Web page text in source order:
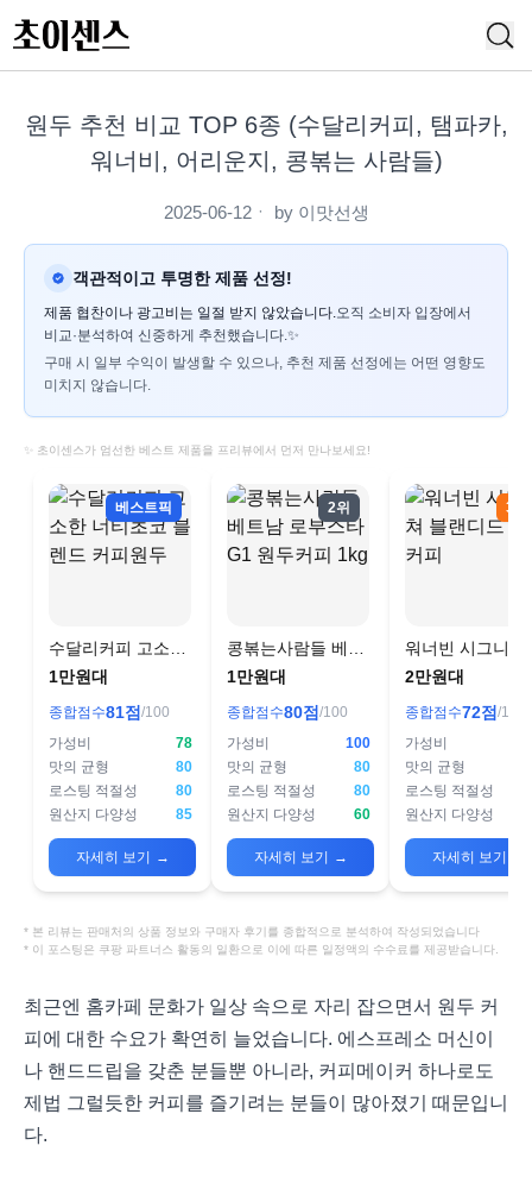
원두 추천 비교 TOP 6종 (수달리커피, 탬파카,
워너비, 어리운지, 콩볶는 사람들)
2025-06-12ㆍ by 이맛선생
객관적이고 투명한 제품 선정!
제품 협찬이나 광고비는 일절 받지 않았습니다.오직 소비자 입장에서
비교·분석하여 신중하게 추천했습니다.✨
구매 시 일부 수익이 발생할 수 있으나, 추천 제품 선정에는 어떤 영향도
미치지 않습니다.
✨ 초이센스가 엄선한 베스트 제품을 프리뷰에서 먼저 만나보세요!
베스트픽
수달리커피 고소한
너티초코 블렌드 커
1만원대
종합점수81점 /100
가성비
78
맛의 균형
80
로스팅 적절성
80
원산지 다양성
85
자세히 보기 →
2위
콩볶는사람들 베트
남 로부스타 G1 원
1만원대
종합점수80점 /100
가성비
100
맛의 균형
80
로스팅 적절성
80
원산지 다양성
60
자세히 보기 →
3위
워너빈 시그니쳐
랜디드 원두커피
2만원대
종합점수72점 /100
가성비
맛의 균형
로스팅 적절성
원산지 다양성
자세히 보기
* 본 리뷰는 판매처의 상품 정보와 구매자 후기를 종합적으로 분석하여 작성되었습니다
* 이 포스팅은 쿠팡 파트너스 활동의 일환으로 이에 따른 일정액의 수수료를 제공받습니다.
최근엔 홈카페 문화가 일상 속으로 자리 잡으면서 원두 커
피에 대한 수요가 확연히 늘었습니다. 에스프레소 머신이
나 핸드드립을 갖춘 분들뿐 아니라, 커피메이커 하나로도
제법 그럴듯한 커피를 즐기려는 분들이 많아졌기 때문입니
다.